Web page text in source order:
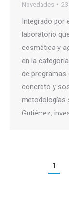
Novedades
Integrado por
laboratorio
cosmética y
en la
de programas
concreto y
metodologías
Gutiérrez,
1